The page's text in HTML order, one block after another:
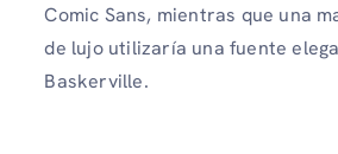
Comic Sans, mientras que una
de lujo utilizaría una fuente
Baskerville.